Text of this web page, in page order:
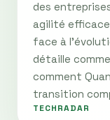
des
agilité efficace
face à
détaille
comment
transition
TECHRADAR